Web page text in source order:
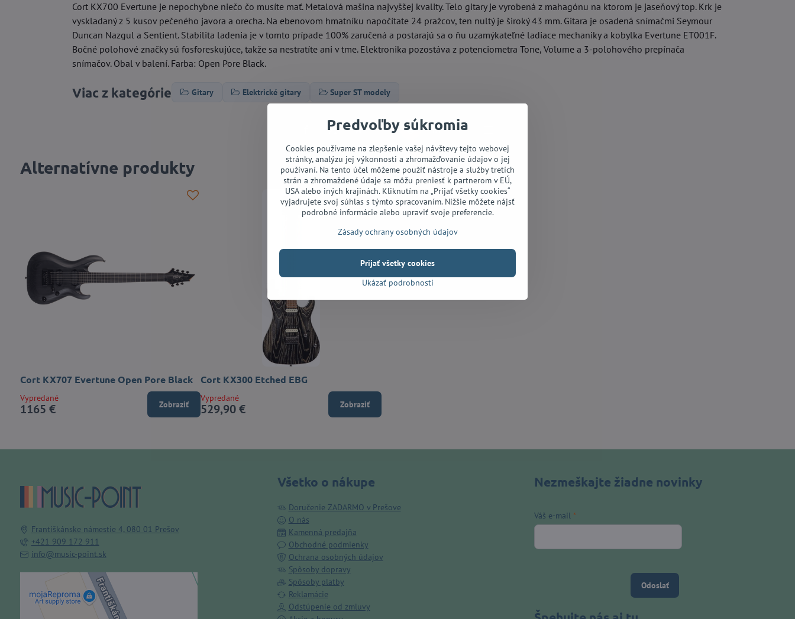
Cort KX700 Evertune je nepochybne niečo čo musíte mať. Metalová mašina najvyššej kvality. Telo gitary je vyrobená z mahagónu na ktorom je jaseňový top. Krk je
vyskladaný z 5 kusov pečeného javora a orecha. Na ebenovom hmatníku napočítate 24 pražcov, ten nultý je široký 43 mm. Gitara je osadená snímačmi Seymour
Duncan Nazgul a Sentient. Stabilita ladenia je v tomto prípade 100% zaručená a postarajú sa o ňu uzamýkateľné ladiace mechaniky a kobylka Evertune ET001F.
Bočné polohové značky sú fosforeskujúce, takže sa nestratíte ani v tme. Elektronika pozostáva z potenciometra Tone, Volume a 3-polohového prepínača
snímačov. Obal v balení. Farba: Open Pore Black.
Viac z kategórie Gitary Elektrické gitary Super ST modely
FacebookTwitterBlueskyPinterestReddit LinkedInWhatsApp
mail
Alternatívne produkty
Cort KX707 Evertune Open Pore Black
Vypredané
1165 € Zobraziť
Cort KX300 Etched EBG
Vypredané
529,90 € Zobraziť
Františkánske námestie 4, 080 01 Prešov
+421 909 172 911
info@music-point.sk
Externý obsah je blokovaný
Všetko o nákupe
Doručenie ZADARMO v Prešove
O nás
Kamenná predajňa
Obchodné podmienky
Ochrana osobných údajov
Spôsoby dopravy
Spôsoby platby
Reklamácie
Odstúpenie od zmluvy
Nezmeškajte žiadne novinky
Váš e-mail*
Odoslať
Predvoľby súkromia
Cookies používame na zlepšenie vašej návštevy tejto webovej
stránky, analýzu jej výkonnosti a zhromažďovanie údajov o jej
používaní. Na tento účel môžeme použiť nástroje a služby tretích
strán a zhromaždené údaje sa môžu preniesť k partnerom v EÚ,
USA alebo iných krajinách. Kliknutím na „Prijať všetky cookies“
vyjadrujete svoj súhlas s týmto spracovaním. Nižšie môžete nájsť
podrobné informácie alebo upraviť svoje preferencie.
Zásady ochrany osobných údajov
Ukázať podrobnosti
Prijať všetky cookies